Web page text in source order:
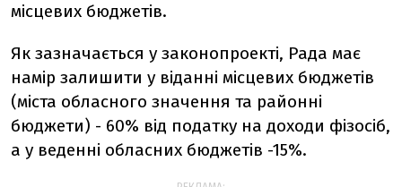
місцевих бюджетів.
Як зазначається у законопроекті, Рада має
намір залишити у віданні місцевих бюджетів
(міста обласного значення та районні
бюджети) - 60% від податку на доходи фізосіб,
а у веденні обласних бюджетів -15%.